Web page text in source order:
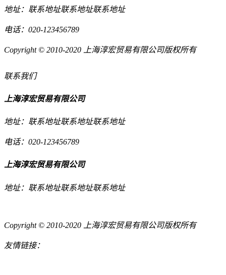
地址：联系地址联系地址联系地址
电话：020-123456789
Copyright © 2010-2020 上海淳宏贸易有限公司版权所有
联系我们
上海淳宏贸易有限公司
地址：联系地址联系地址联系地址
电话：020-123456789
上海淳宏贸易有限公司
地址：联系地址联系地址联系地址
Copyright © 2010-2020 上海淳宏贸易有限公司版权所有
友情链接：